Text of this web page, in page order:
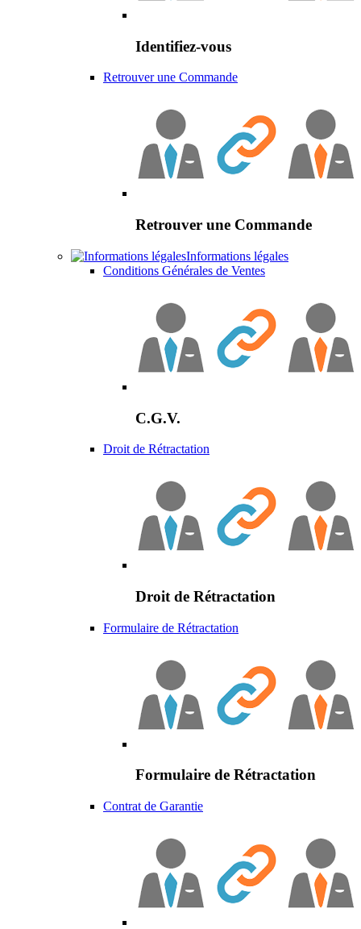
Identifiez-vous
Retrouver une Commande
Retrouver une Commande
Informations légales
Conditions Générales de Ventes
C.G.V.
Droit de Rétractation
Droit de Rétractation
Formulaire de Rétractation
Formulaire de Rétractation
Contrat de Garantie